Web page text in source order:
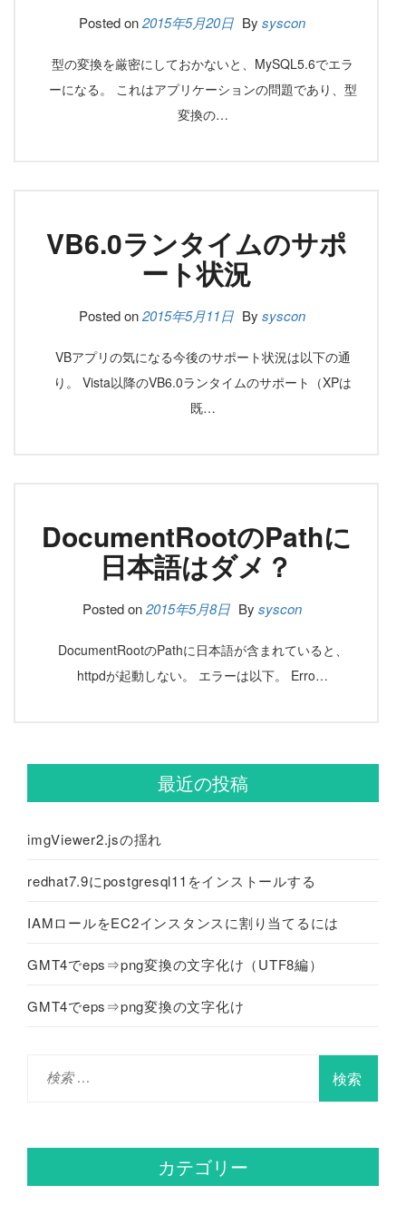
Posted on2015年5月20日 By syscon
型の変換を厳密にしておかないと、MySQL5.6でエラ
ーになる。 これはアプリケーションの問題であり、型
変換の…
VB6.0ランタイムのサポ
ート状況
Posted on2015年5月11日 By syscon
VBアプリの気になる今後のサポート状況は以下の通
り。 Vista以降のVB6.0ランタイムのサポート（XPは
既…
DocumentRootのPathに
日本語はダメ？
Posted on2015年5月8日 By syscon
DocumentRootのPathに日本語が含まれていると、
httpdが起動しない。 エラーは以下。 Erro…
最近の投稿
imgViewer2.jsの揺れ
redhat7.9にpostgresql11をインストールする
IAMロールをEC2インスタンスに割り当てるには
GMT4でeps⇒png変換の文字化け（UTF8編）
GMT4でeps⇒png変換の文字化け
カテゴリー